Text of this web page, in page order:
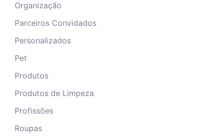
Organização
Parceiros Convidados
Personalizados
Pet
Produtos
Produtos de Limpeza
Profissões
Roupas